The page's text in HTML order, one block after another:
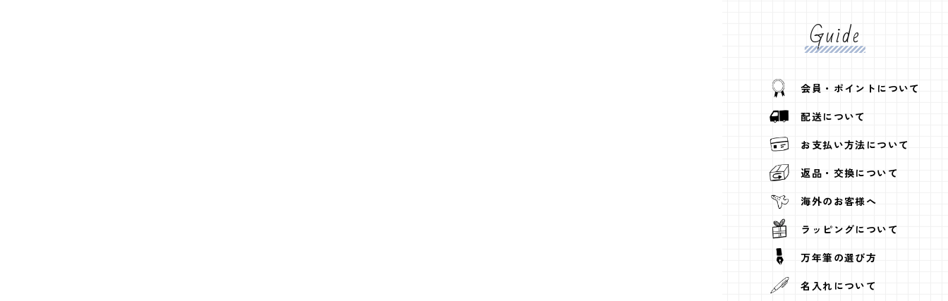
Guide
会員・ポイントについて
配送について
お支払い方法について
返品・交換について
海外のお客様へ
ラッピングについて
万年筆の選び方
名入れについて